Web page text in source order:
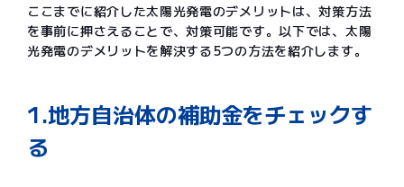
ここまでに紹介した太陽光発電のデメリットは、対策方法
を事前に押さえることで、対策可能です。以下では、太陽
光発電のデメリットを解決する5つの方法を紹介します。
1.地方自治体の補助金をチェックす
る